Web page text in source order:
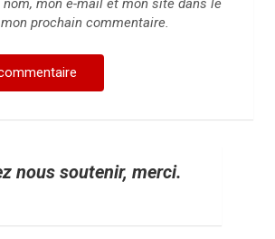
mon e-mail et mon site dans le
prochain commentaire.
nous soutenir, merci.